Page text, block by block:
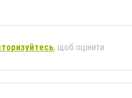
, щоб оцінити